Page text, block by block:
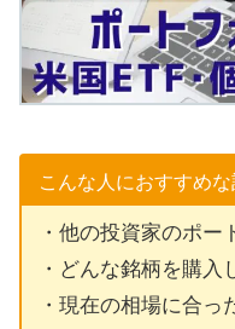
こんな人におすすめ
・他の投資家のポー
・どんな銘柄を購
・現在の相場に合